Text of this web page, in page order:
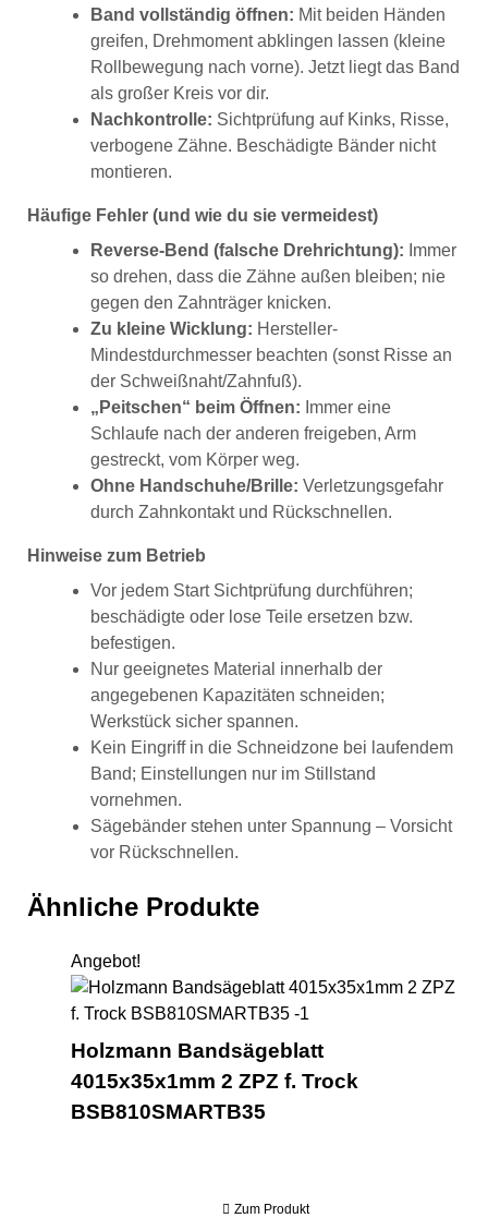
Band vollständig öffnen: Mit beiden Händen
greifen, Drehmoment abklingen lassen (kleine
Rollbewegung nach vorne). Jetzt liegt das Band
als großer Kreis vor dir.
Nachkontrolle: Sichtprüfung auf Kinks, Risse,
verbogene Zähne. Beschädigte Bänder nicht
montieren.
Häufige Fehler (und wie du sie vermeidest)
Reverse-Bend (falsche Drehrichtung): Immer
so drehen, dass die Zähne außen bleiben; nie
gegen den Zahnträger knicken.
Zu kleine Wicklung: Hersteller-
Mindestdurchmesser beachten (sonst Risse an
der Schweißnaht/Zahnfuß).
„Peitschen“ beim Öffnen: Immer eine
Schlaufe nach der anderen freigeben, Arm
gestreckt, vom Körper weg.
Ohne Handschuhe/Brille: Verletzungsgefahr
durch Zahnkontakt und Rückschnellen.
Hinweise zum Betrieb
Vor jedem Start Sichtprüfung durchführen;
beschädigte oder lose Teile ersetzen bzw.
befestigen.
Nur geeignetes Material innerhalb der
angegebenen Kapazitäten schneiden;
Werkstück sicher spannen.
Kein Eingriff in die Schneidzone bei laufendem
Band; Einstellungen nur im Stillstand
vornehmen.
Sägebänder stehen unter Spannung – Vorsicht
vor Rückschnellen.
Ähnliche Produkte
Angebot!
Holzmann Bandsägeblatt
4015x35x1mm 2 ZPZ f. Trock
BSB810SMARTB35
Zum Produkt